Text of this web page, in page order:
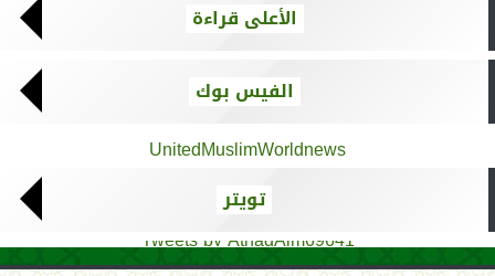
الأعلى قراءة
الفيس بوك
UnitedMuslimWorldnews
تويتر
Tweets by AthadAlm69641